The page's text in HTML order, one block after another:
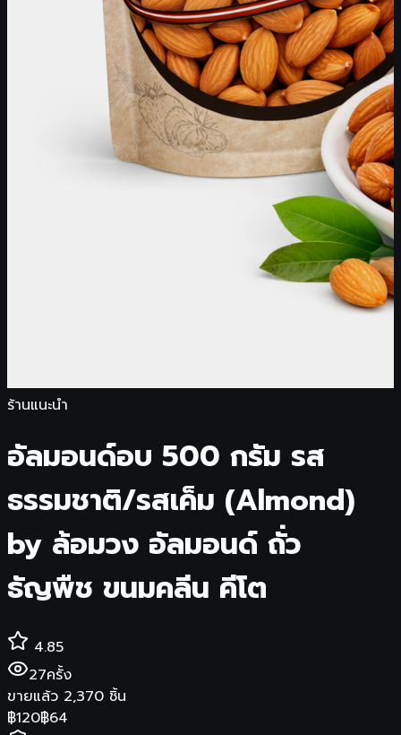
ร้านแนะนำ
อัลมอนด์อบ 500 กรัม รส
ธรรมชาติ/รสเค็ม (Almond)
by ล้อมวง อัลมอนด์ ถั่ว
ธัญพืช ขนมคลีน คีโต
4.85
27ครั้ง
ขายแล้ว 2,370 ชิ้น
฿120฿64